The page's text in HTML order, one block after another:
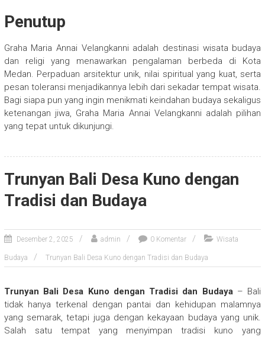
Penutup
Graha Maria Annai Velangkanni adalah destinasi wisata budaya
dan religi yang menawarkan pengalaman berbeda di Kota
Medan. Perpaduan arsitektur unik, nilai spiritual yang kuat, serta
pesan toleransi menjadikannya lebih dari sekadar tempat wisata.
Bagi siapa pun yang ingin menikmati keindahan budaya sekaligus
ketenangan jiwa, Graha Maria Annai Velangkanni adalah pilihan
yang tepat untuk dikunjungi.
Trunyan Bali Desa Kuno dengan
Tradisi dan Budaya
Desember 2, 2025 admin 0 Komentar Wisata
Budaya Trunyan Bali Desa Kuno dengan Tradisi dan Budaya
Trunyan Bali Desa Kuno dengan Tradisi dan Budaya– Bali
tidak hanya terkenal dengan pantai dan kehidupan malamnya
yang semarak, tetapi juga dengan kekayaan budaya yang unik.
Salah satu tempat yang menyimpan tradisi kuno yang